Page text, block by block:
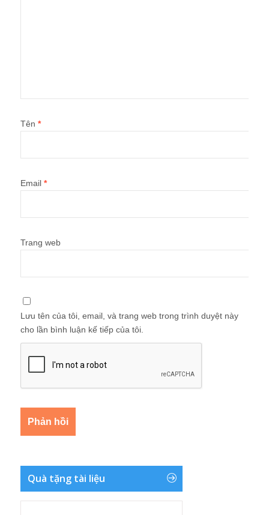
Tên *
Email *
Trang web
Lưu tên của tôi, email, và trang web trong trình duyệt này
cho lần bình luận kế tiếp của tôi.
Quà tặng tài liệu